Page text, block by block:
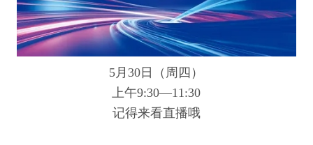
5月30日（周四）
上午9:30—11:30
记得来看直播哦